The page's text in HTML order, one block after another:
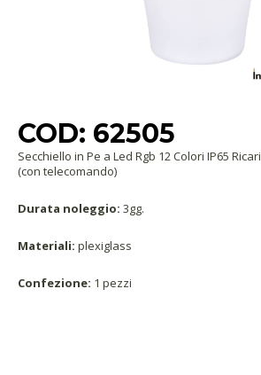
COD: 62505
Secchiello in Pe a Led Rgb 12 Colori IP65
(con telecomando)
Durata noleggio: 3gg.
Materiali: plexiglass
Confezione: 1 pezzi